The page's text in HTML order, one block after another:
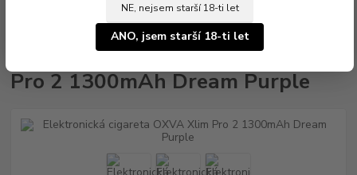
NE, nejsem starší 18-ti let
ANO, jsem starší 18-ti let
Elektronické cigarety OXVA
Elektronická cigareta OXVA Xlim
Pro 2 1300mAh Dream Purple
Elektronická cigareta OXVA Xlim
Pro 2 1300mAh Dream Purple